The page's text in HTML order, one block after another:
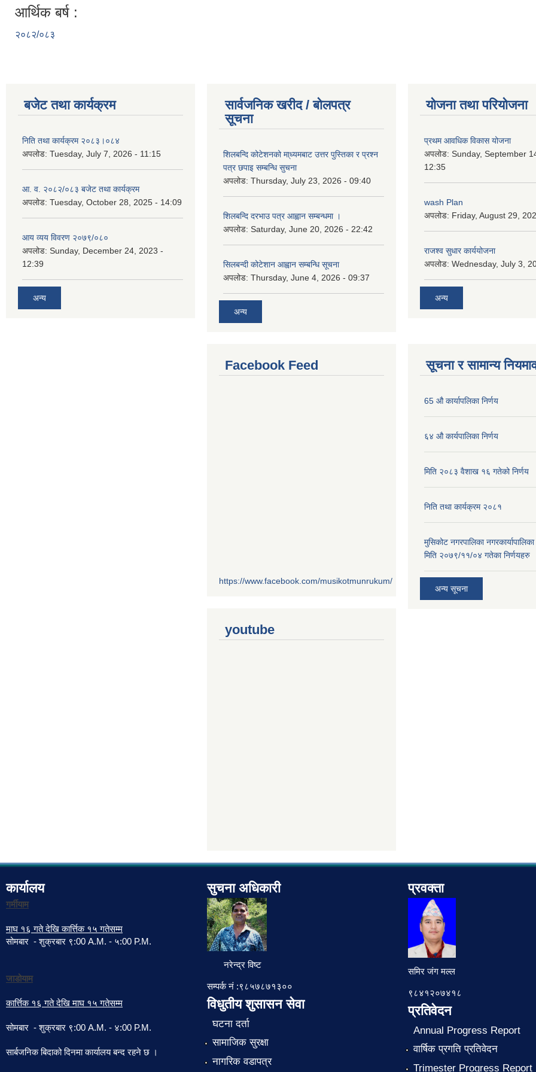
आर्थिक बर्ष :
२०८२/०८३
बजेट तथा कार्यक्रम
निति तथा कार्यक्रम २०८३।०८४
अपलोड: Tuesday, July 7, 2026 - 11:15
आ. व. २०८२/०८३ बजेट तथा कार्यक्रम
अपलोड: Tuesday, October 28, 2025 - 14:09
आय व्यय विवरण २०७९/०८०
अपलोड: Sunday, December 24, 2023 -
12:39
अन्य
सार्वजनिक खरीद / बोलपत्र
सूचना
शिलबन्दि कोटेशनको मा्ध्यमबाट उत्तर पुस्तिका र प्रश्न
पत्र छपाइ सम्बन्धि सुचना
अपलोड: Thursday, July 23, 2026 - 09:40
शिलबन्दि दरभाउ पत्र आह्वान सम्बन्धमा ।
अपलोड: Saturday, June 20, 2026 - 22:42
सिलबन्दी कोटेशान आह्वान सम्बन्धि सूचना
अपलोड: Thursday, June 4, 2026 - 09:37
अन्य
योजना तथा परियोजना
प्रथम आवधिक विकास योजना
अपलोड: Sunday, September
12:35
wash Plan
अपलोड: Friday, August 29,
राजश्व सुधार कार्ययोजना
अपलोड: Wednesday, July 3,
अन्य
Facebook Feed
https://www.facebook.com/musikotmunrukum/
youtube
सूचना र सामान्य
65 औ कार्यापलिका निर्णय
६४ औ कार्यपालिका निर्णय
मिति २०८३ वैशाख १६ गतेको निर्णय
निति तथा कार्यक्रम २०८१
मुसिकोट नगरपालिका
मिति २०७९/११/०४ गतेका निर्णयहरु
अन्य सूचना
कार्यालय
गर्मीयाम
माघ १६ गते देखि कार्त्तिक १५ गतेसम्म
सोमबार - शुक्रबार ९:00 A.M. - ५:00 P.M.
जाडोयाम
कार्त्तिक १६ गते देखि माघ १५ गतेसम्म
सोमबार - शुक्रबार ९:00 A.M. - ४:00 P.M.
सार्बजनिक बिदाको दिनमा कार्यालय बन्द रहने छ ।
सुचना अधिकारी
नरेन्द्र विष्ट
सम्पर्क नं :९८५७८७१३००
विधुतीय शुसासन सेवा
घटना दर्ता
सामाजिक सुरक्षा
नागरिक वडापत्र
प्रवक्ता
समिर जंग मल्ल
९८४१२०७४१८
प्रतिवेदन
Annual Progress Report
वार्षिक प्रगति प्रतिवेदन
Trimester Progress Report